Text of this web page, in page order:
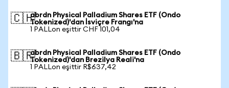
🇨🇭abrdn Physical Palladium Shares ETF (Ondo
Tokenized)'dan İsviçre Frangı'na
1 PALLon eşittir CHF 101,04
🇧🇷abrdn Physical Palladium Shares ETF (Ondo
Tokenized)'dan Brezilya Reali'na
1 PALLon eşittir R$637,42